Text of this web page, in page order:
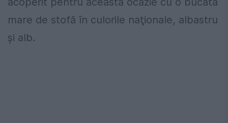
mare de stofă în culorile naţionale, albastru
şi alb.